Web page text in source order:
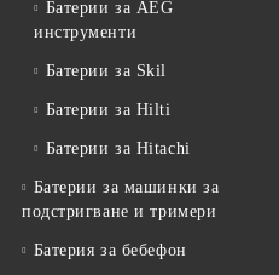
Батерии за AEG
инструменти
Батерии за Skil
Батерии за Hilti
Батерии за Hitachi
Батерии за машинки за
подстригване и тримери
Батерия за бебефон